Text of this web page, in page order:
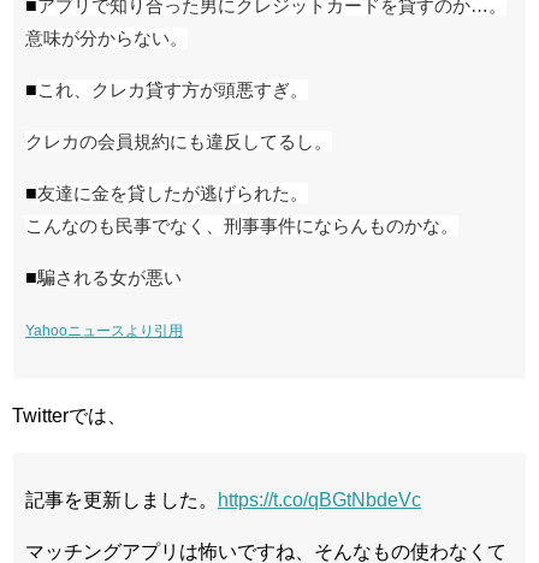
■アプリで知り合った男にクレジットカードを貸すのか…。
意味が分からない。
■これ、クレカ貸す方が頭悪すぎ。
クレカの会員規約にも違反してるし。
■友達に金を貸したが逃げられた。
こんなのも民事でなく、刑事事件にならんものかな。
■騙される女が悪い
Yahooニュースより引用
Twitterでは、
記事を更新しました。 https://t.co/qBGtNbdeVc
マッチングアプリは怖いですね、そんなもの使わなくて